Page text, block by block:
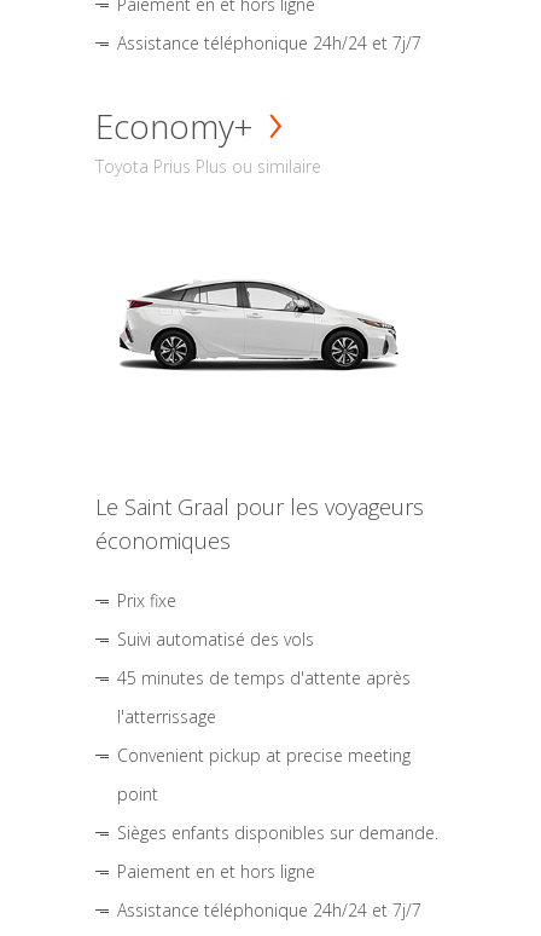
Assistance téléphonique 24h/24 et 7j/7
Economy+
Toyota Prius Plus ou similaire
Le Saint Graal pour les voyageurs
économiques
Prix fixe
Suivi automatisé des vols
45 minutes de temps d'attente après
l'atterrissage
Convenient pickup at precise meeting
point
Sièges enfants disponibles sur demande.
Paiement en et hors ligne
Assistance téléphonique 24h/24 et 7j/7